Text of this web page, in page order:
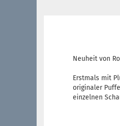
Neuheit von
Erstmals mit
originaler
einzelnen